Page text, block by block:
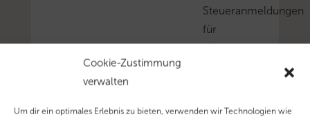
Cookie-Zustimmung
verwalten
Um dir ein optimales Erlebnis zu bieten, verwenden wir Technologien wie
Steueranmeldungen
für
einen